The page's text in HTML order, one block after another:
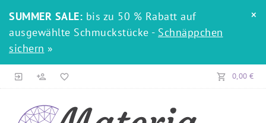
SUMMER SALE: bis zu 50 % Rabatt auf
ausgewählte Schmuckstücke - Schnäppchen
sichern »
×
0,00 €